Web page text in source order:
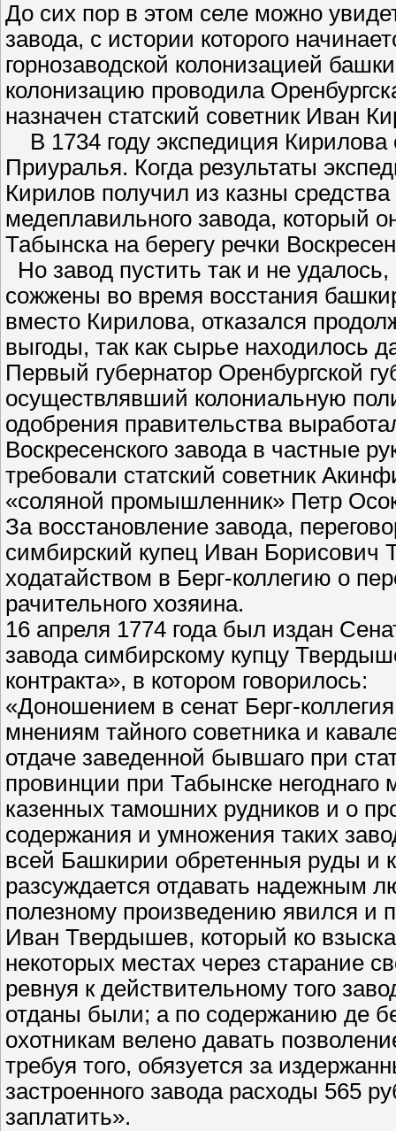
До сих пор в этом селе можно
завода, с истории которого
горнозаводской колонизацией
колонизацию проводила
назначен статский советник Иван
В 1734 году экспедиция
Приуралья. Когда результаты
Кирилов получил из казны
медеплавильного завода, который
Табынска на берегу речки
Но завод пустить так и не
сожжены во время восстания
вместо Кирилова, отказался
выгоды, так как сырье находилось
Первый губернатор Оренбургской
осуществлявший колониальную
одобрения правительства
Воскресенского завода в частные
требовали статский советник
«соляной промышленник» Петр
За восстановление завода,
симбирский купец Иван
ходатайством в Берг-коллегию о
рачительного хозяина.
16 апреля 1774 года был издан
завода симбирскому купцу
контракта», в котором говорилось:
«Доношением в сенат Берг-
мнениям тайного советника и
отдаче заведенной бывшаго при
провинции при Табынске негоднаго
казенных тамошних рудников и о
содержания и умножения таких
всей Башкирии обретенныя руды и
разсуждается отдавать надежным
полезному произведению явился и
Иван Твердышев, который ко
некоторых местах через старание
ревнуя к действительному того
отданы были; а по содержанию де
охотникам велено давать
требуя того, обязуется за
застроенного завода расходы 565
заплатить».